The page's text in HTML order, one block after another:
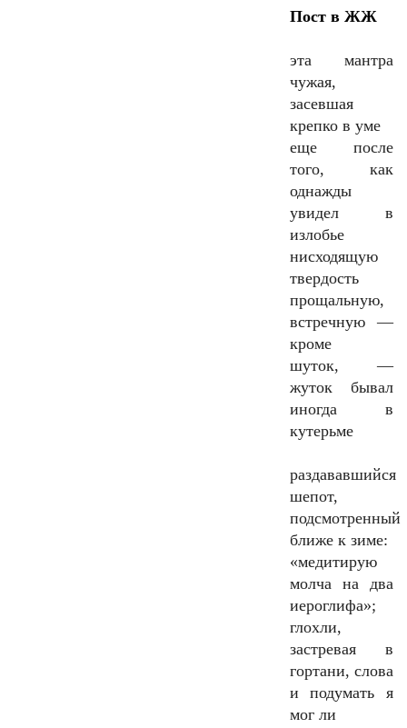
Пост в ЖЖ
эта мантра
чужая,
засевшая
крепко в уме
еще после
того, как
однажды
увидел в
излобье
нисходящую
твердость
прощальную,
встречную —
кроме
шуток, —
жуток бывал
иногда в
кутерьме
раздававшийся
шепот,
подсмотренный
ближе к зиме:
«медитирую
молча на два
иероглифа»;
глохли,
застревая в
гортани, слова
и подумать я
мог ли